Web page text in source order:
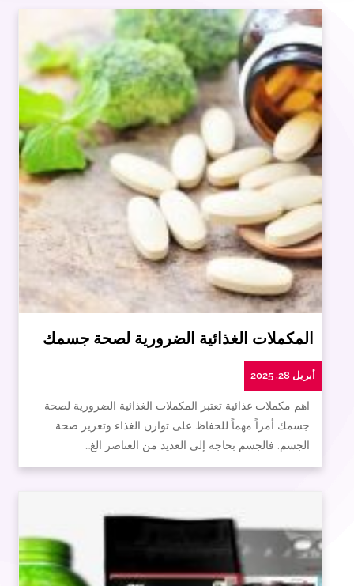
المكملات الغذائية الضرورية لصحة جسمك
أبريل 28, 2025
اهم مكملات غذائية تعتبر المكملات الغذائية الضرورية لصحة
جسمك أمراً مهماً للحفاظ على توازن الغذاء وتعزيز صحة
الجسم. فالجسم بحاجة إلى العديد من العناصر الغ…